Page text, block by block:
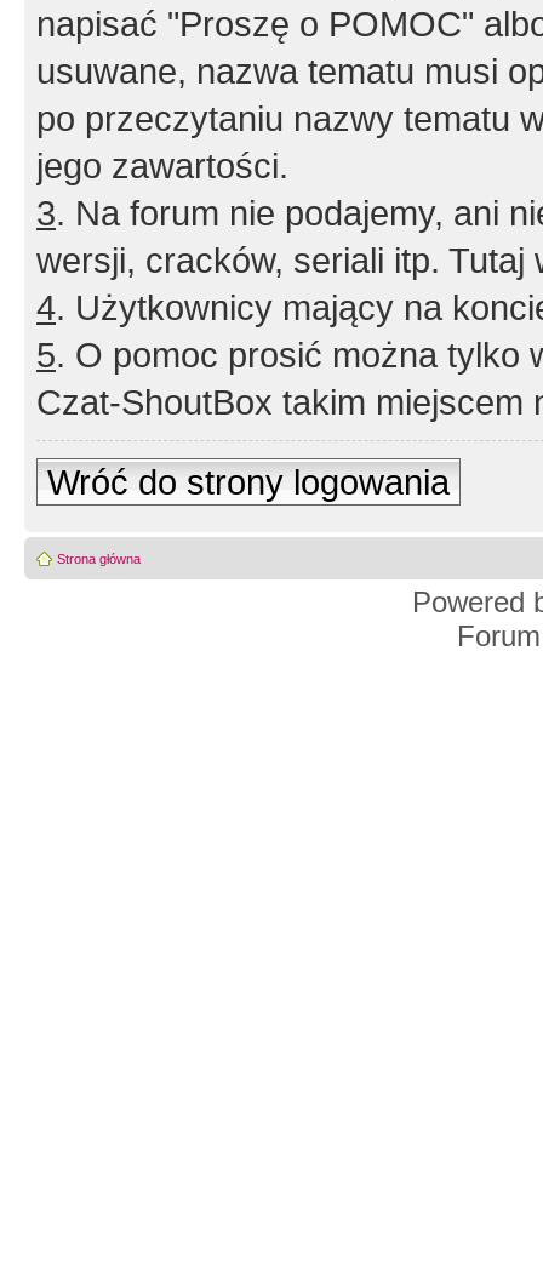
napisać "Proszę o POMOC"
usuwane, nazwa tematu musi
po przeczytaniu nazwy tematu
jego zawartości.
3. Na forum nie podajemy, ani
wersji, cracków, seriali itp. Tutaj
4. Użytkownicy mający na
5. O pomoc prosić można tylko
Czat-ShoutBox takim miejscem
Wróć do strony logowania
Strona główna
Powered